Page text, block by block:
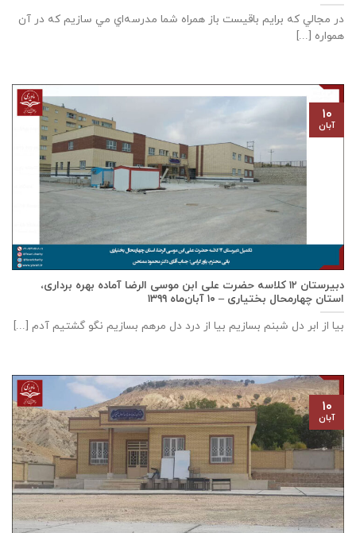
در مجالي که برايم باقيست باز همراه شما مدرسه‌اي مي سازيم که در آن
همواره [...]
دبيرستان ١٢ كلاسه حضرت علی ابن موسی الرضا آماده بهره برداری،
استان چهارمحال بختياری – ۱۰ آبان‌ماه ۱۳۹۹
بیا از ابر دل شبنم بسازیم بیا از درد دل مرهم بسازیم نگو گشتیم آدم [...]
۱۰
آبان
۱۰
آبان